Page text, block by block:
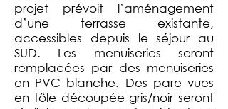
projet prévoit l’aménagement
d’une terrasse existante,
accessibles depuis le séjour au
SUD. Les menuiseries seront
remplacées par des menuiseries
en PVC blanche. Des pare vues
en tôle découpée gris/noir seront